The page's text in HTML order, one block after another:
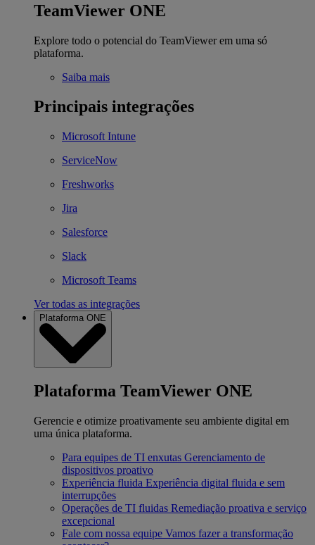
TeamViewer ONE
Explore todo o potencial do TeamViewer em uma só
plataforma.
Saiba mais
Principais integrações
Microsoft Intune
ServiceNow
Freshworks
Jira
Salesforce
Slack
Microsoft Teams
Ver todas as integrações
Plataforma ONE
Plataforma TeamViewer ONE
Gerencie e otimize proativamente seu ambiente digital em
uma única plataforma.
Para equipes de TI enxutas Gerenciamento de
dispositivos proativo
Experiência fluida Experiência digital fluida e sem
interrupções
Operações de TI fluidas Remediação proativa e serviço
excepcional
Fale com nossa equipe Vamos fazer a transformação